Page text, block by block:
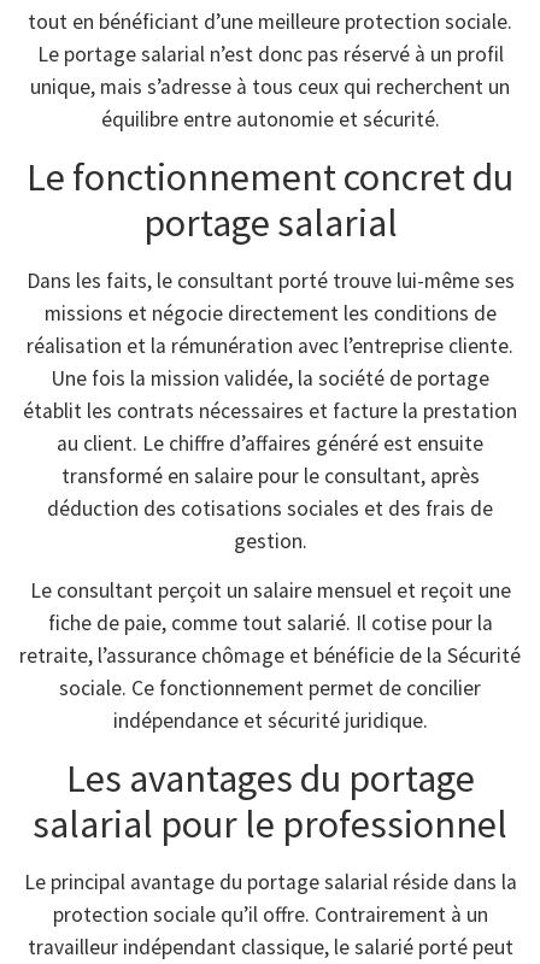
tout en bénéficiant d’une meilleure protection sociale.
Le portage salarial n’est donc pas réservé à un profil
unique, mais s’adresse à tous ceux qui recherchent un
équilibre entre autonomie et sécurité.
Le fonctionnement concret du
portage salarial
Dans les faits, le consultant porté trouve lui-même ses
missions et négocie directement les conditions de
réalisation et la rémunération avec l’entreprise cliente.
Une fois la mission validée, la société de portage
établit les contrats nécessaires et facture la prestation
au client. Le chiffre d’affaires généré est ensuite
transformé en salaire pour le consultant, après
déduction des cotisations sociales et des frais de
gestion.
Le consultant perçoit un salaire mensuel et reçoit une
fiche de paie, comme tout salarié. Il cotise pour la
retraite, l’assurance chômage et bénéficie de la Sécurité
sociale. Ce fonctionnement permet de concilier
indépendance et sécurité juridique.
Les avantages du portage
salarial pour le professionnel
Le principal avantage du portage salarial réside dans la
protection sociale qu’il offre. Contrairement à un
travailleur indépendant classique, le salarié porté peut